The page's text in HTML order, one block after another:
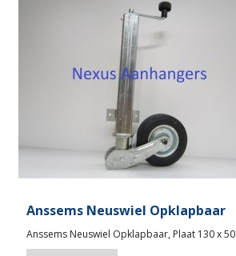
Anssems Neuswiel Opklapbaar
Anssems Neuswiel Opklapbaar, Plaat 130 x 50